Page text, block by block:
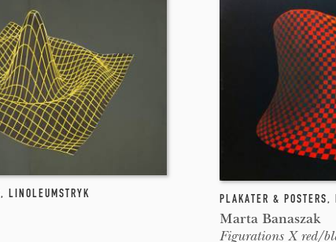
, LINOLEUMSTRYK PLAKATER & POSTERS,
Marta Banaszak
Figurations X red/